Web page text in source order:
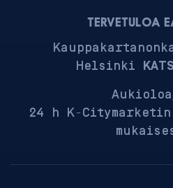
TERVETULOA
Helsinki
24 h K-